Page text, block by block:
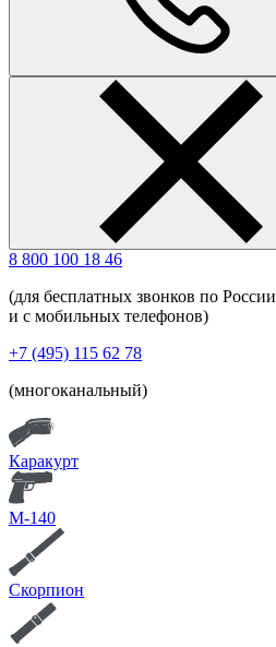
8 800 100 18 46
(для бесплатных звонков по России
и с мобильных телефонов)
+7 (495) 115 62 78
(многоканальный)
Каракурт
М-140
Скорпион